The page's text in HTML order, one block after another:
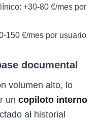
+30-80 €/mes por
150 €/mes por usuario
documental
volumen alto, lo
un copiloto interno
al historial